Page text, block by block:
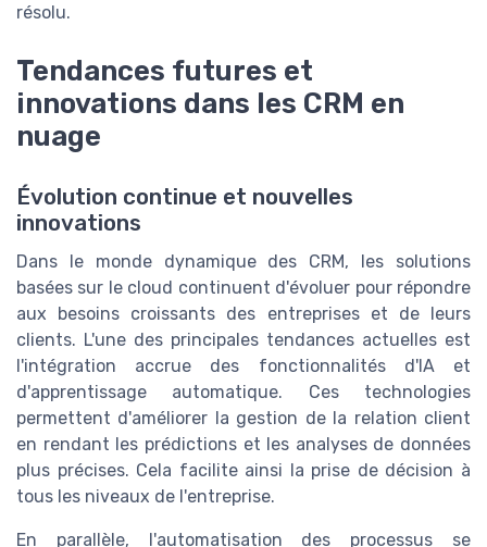
résolu.
Tendances futures et
innovations dans les CRM en
nuage
Évolution continue et nouvelles
innovations
Dans le monde dynamique des CRM, les solutions
basées sur le cloud continuent d'évoluer pour répondre
aux besoins croissants des entreprises et de leurs
clients. L'une des principales tendances actuelles est
l'intégration accrue des fonctionnalités d'IA et
d'apprentissage automatique. Ces technologies
permettent d'améliorer la gestion de la relation client
en rendant les prédictions et les analyses de données
plus précises. Cela facilite ainsi la prise de décision à
tous les niveaux de l'entreprise.
En parallèle, l'automatisation des processus se